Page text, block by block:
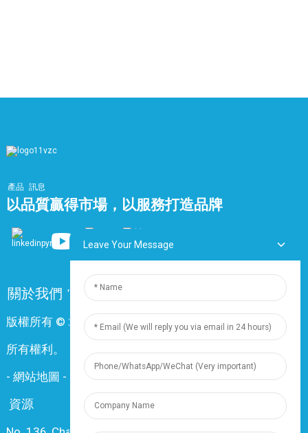
產品 訊息
以品質贏得市場，以服務打造品牌
關於我們 常問問題
版權所有 © 2024 上海鼎尊電氣電纜股份有限公司。保留
所有權利。
- 網站地圖 - Resource
資源
Leave Your Message